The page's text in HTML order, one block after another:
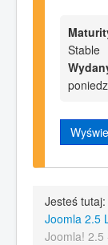
Stable
Jesteś tutaj:
Joomla 2.5
Joomla! 2.5